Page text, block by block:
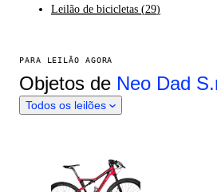
Leilão de bicicletas (29)
PARA LEILÃO AGORA
Objetos de Neo Dad
Todos os leilões